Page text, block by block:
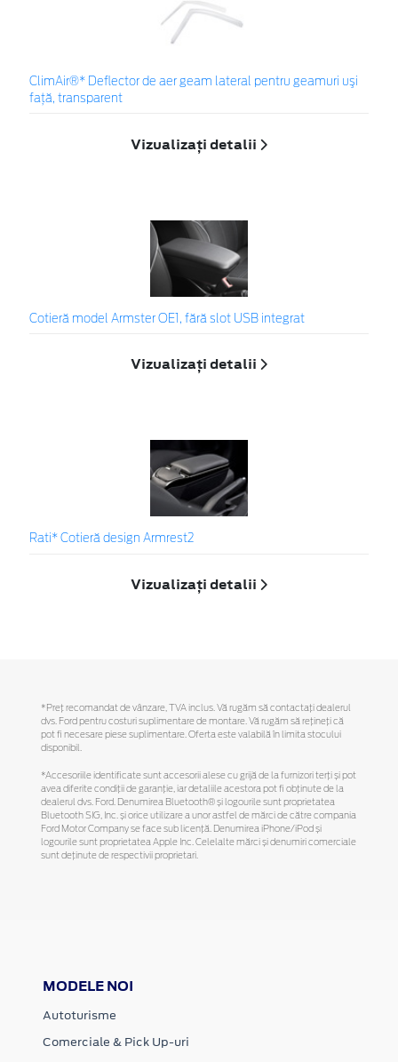
ClimAir®* Deflector de aer geam lateral pentru geamuri uşi
faţă, transparent
Vizualizați detalii
Cotieră model Armster OE1, fără slot USB integrat
Vizualizați detalii
Rati* Cotieră design Armrest2
Vizualizați detalii
*Preţ recomandat de vânzare, TVA inclus. Vă rugăm să contactaţi dealerul
dvs. Ford pentru costuri suplimentare de montare. Vă rugăm să reţineţi că
pot fi necesare piese suplimentare. Oferta este valabilă în limita stocului
disponibil.
*Accesoriile identificate sunt accesorii alese cu grijă de la furnizori terți și pot
avea diferite condiții de garanție, iar detaliile acestora pot fi obținute de la
dealerul dvs. Ford. Denumirea Bluetooth® și logourile sunt proprietatea
Bluetooth SIG, Inc. și orice utilizare a unor astfel de mărci de către compania
Ford Motor Company se face sub licență. Denumirea iPhone/iPod și
logourile sunt proprietatea Apple Inc. Celelalte mărci și denumiri comerciale
sunt deținute de respectivii proprietari.
MODELE NOI
Autoturisme
Comerciale & Pick Up-uri